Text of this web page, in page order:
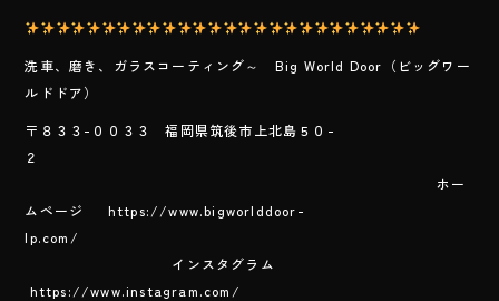
洗車、磨き、ガラスコーティング～ Big World Door（ビッグワー
ルドドア）
〒８３３-００３３ 福岡県筑後市上北島５０-
２
ホー
ムページ https://www.bigworlddoor-
lp.com/
インスタグラム
https://www.instagram.com/